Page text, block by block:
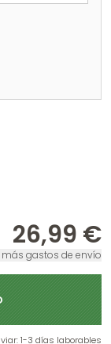
26,99 €
más gastos de envío
: 1-3 días laborables